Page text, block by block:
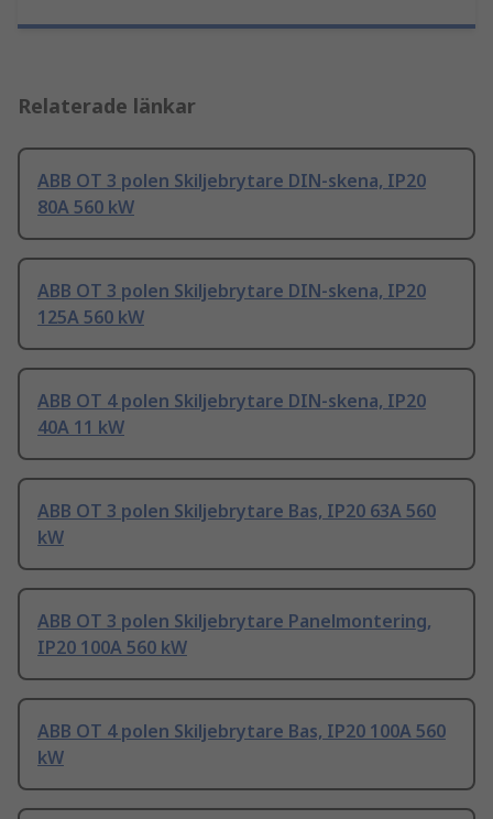
Relaterade länkar
ABB OT 3 polen Skiljebrytare DIN-skena, IP20
80A 560 kW
ABB OT 3 polen Skiljebrytare DIN-skena, IP20
125A 560 kW
ABB OT 4 polen Skiljebrytare DIN-skena, IP20
40A 11 kW
ABB OT 3 polen Skiljebrytare Bas, IP20 63A 560
kW
ABB OT 3 polen Skiljebrytare Panelmontering,
IP20 100A 560 kW
ABB OT 4 polen Skiljebrytare Bas, IP20 100A 560
kW